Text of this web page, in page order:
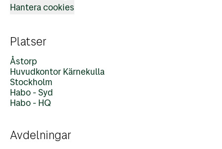
Hantera cookies
Platser
Åstorp
Huvudkontor Kärnekulla
Stockholm
Habo - Syd
Habo - HQ
Avdelningar